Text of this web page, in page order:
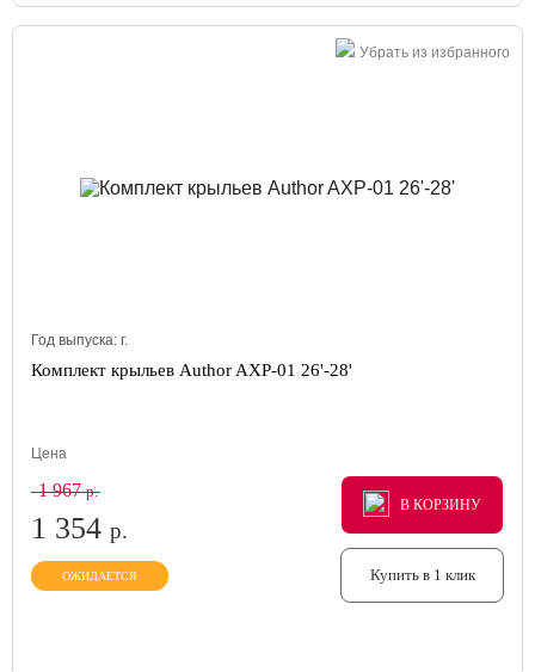
Убрать из избранного
Год выпуска: г.
Комплект крыльев Author AXP-01 26'-28'
Цена
1 967р.
1 354 р.
ОЖИДАЕТСЯ
В КОРЗИНУ
В КОРЗИНУ
В КОРЗИНУ
Купить в 1 клик